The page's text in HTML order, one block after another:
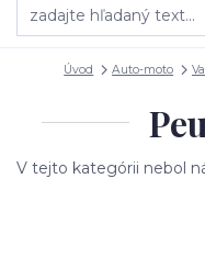
Úvod Auto-moto
V tejto kategórii nebol